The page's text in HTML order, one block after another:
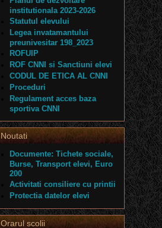
institutionala 2023-2026
Statutul elevului
Legea invatamantului
preunivesitar 198_2023
ROFUIP
ROF CNNI si Sanctiuni elevi
CODUL DE ETICA AL CNNI
Proceduri
Regulament acces baza
sportiva CNNI
Noutati
Documente: Tichete sociale,
Burse, Transport elevi, Euro
200
Activitati consiliere cu printii
Protectia datelor elevi
Orarul scolii